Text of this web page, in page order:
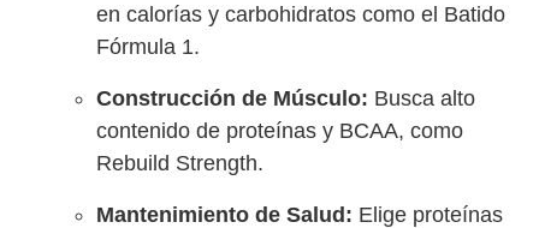
en calorías y carbohidratos como el Batido
Fórmula 1.
Construcción de Músculo: Busca alto
contenido de proteínas y BCAA, como
Rebuild Strength.
Mantenimiento de Salud: Elige proteínas